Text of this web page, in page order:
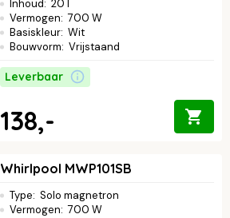
Inhoud: 20 l
Vermogen: 700 W
Basiskleur: Wit
Bouwvorm: Vrijstaand
Leverbaar
138,-
Whirlpool MWP101SB
Type: Solo magnetron
Vermogen: 700 W